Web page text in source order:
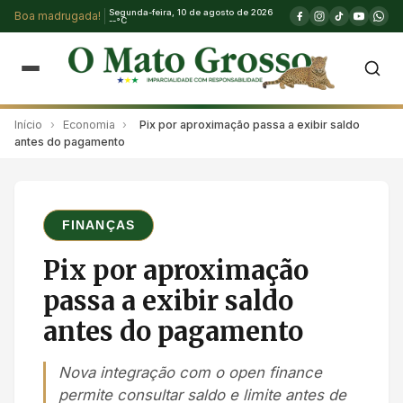
Boa madrugada!
Segunda-feira, 10 de agosto de 2026
--°C
Início › Economia ›
Pix por aproximação passa a exibir saldo
antes do pagamento
FINANÇAS
Pix por aproximação
passa a exibir saldo
antes do pagamento
Nova integração com o open finance
permite consultar saldo e limite antes de